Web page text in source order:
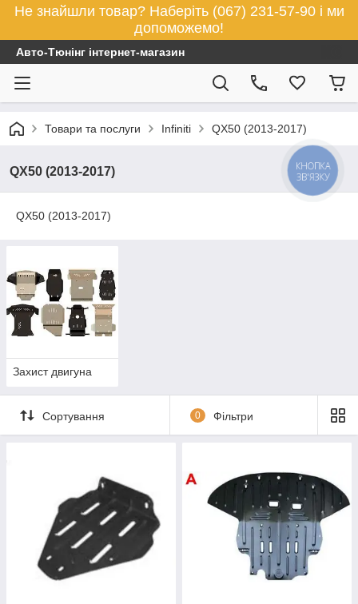
Не знайшли товар? Наберіть (067) 231-57-90 і ми
допоможемо!
Авто-Тюнінг інтернет-магазин
Товари та послуги Infiniti QX50 (2013-2017)
QX50 (2013-2017)
QX50 (2013-2017)
Захист двигуна
Сортування 0 Фільтри
КНОПКА
ЗВ'ЯЗКУ